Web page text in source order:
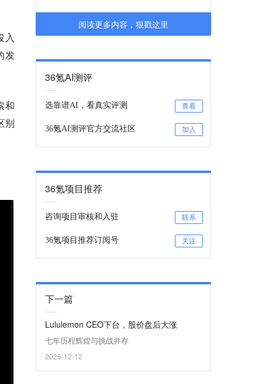
入
发
和
别
阅读更多内容，狠戳这里
36氪AI测评
选靠谱AI，看真实评测 查看
36氪AI测评官方交流社区 加入
36氪项目推荐
咨询项目审核和入驻 联系
36氪项目推荐订阅号 关注
下一篇
Lululemon CEO下台，股价盘后大涨
七年历程辉煌与挑战并存
2025-12-12